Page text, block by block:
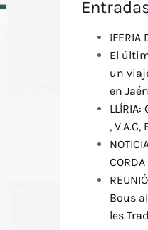
¡FERIA
El
un
en Jaén
,
CORDA
Bous
les